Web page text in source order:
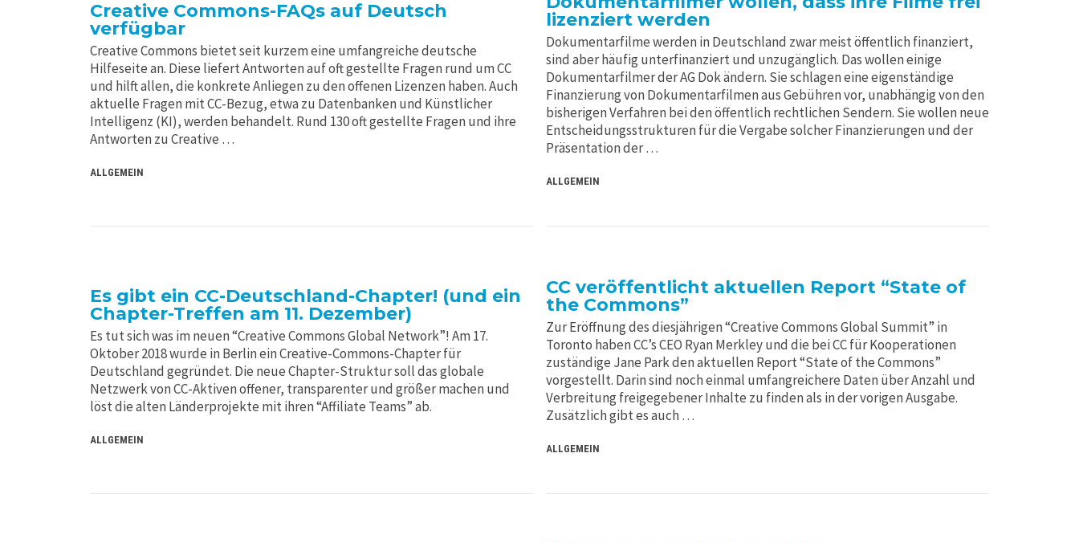
Creative Commons-FAQs auf Deutsch
verfügbar
Creative Commons bietet seit kurzem eine umfangreiche deutsche
Hilfeseite an. Diese liefert Antworten auf oft gestellte Fragen rund um CC
und hilft allen, die konkrete Anliegen zu den offenen Lizenzen haben. Auch
aktuelle Fragen mit CC-Bezug, etwa zu Datenbanken und Künstlicher
Intelligenz (KI), werden behandelt. Rund 130 oft gestellte Fragen und ihre
Antworten zu Creative …
ALLGEMEIN
lizenziert werden
Dokumentarfilme werden in Deutschland zwar meist öffentlich finanziert,
sind aber häufig unterfinanziert und unzugänglich. Das wollen einige
Dokumentarfilmer der AG Dok ändern. Sie schlagen eine eigenständige
Finanzierung von Dokumentarfilmen aus Gebühren vor, unabhängig von den
bisherigen Verfahren bei den öffentlich rechtlichen Sendern. Sie wollen neue
Entscheidungsstrukturen für die Vergabe solcher Finanzierungen und der
Präsentation der …
ALLGEMEIN
Es gibt ein CC-Deutschland-Chapter! (und ein
Chapter-Treffen am 11. Dezember)
Es tut sich was im neuen “Creative Commons Global Network”! Am 17.
Oktober 2018 wurde in Berlin ein Creative-Commons-Chapter für
Deutschland gegründet. Die neue Chapter-Struktur soll das globale
Netzwerk von CC-Aktiven offener, transparenter und größer machen und
löst die alten Länderprojekte mit ihren “Affiliate Teams” ab.
ALLGEMEIN
CC veröffentlicht aktuellen Report “State of
the Commons”
Zur Eröffnung des diesjährigen “Creative Commons Global Summit” in
Toronto haben CC’s CEO Ryan Merkley und die bei CC für Kooperationen
zuständige Jane Park den aktuellen Report “State of the Commons”
vorgestellt. Darin sind noch einmal umfangreichere Daten über Anzahl und
Verbreitung freigegebener Inhalte zu finden als in der vorigen Ausgabe.
Zusätzlich gibt es auch …
ALLGEMEIN